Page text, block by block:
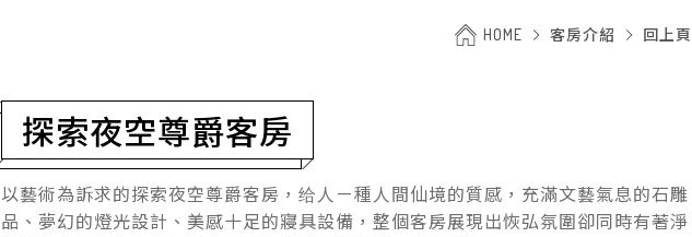
HOME 客房介紹 回上頁
探索夜空尊爵客房
以藝術為訴求的探索夜空尊爵客房，给人ㄧ種人間仙境的質感，充滿文藝氣息的石雕
品、夢幻的燈光設計、美感十足的寢具設備，整個客房展現出恢弘氛圍卻同時有著淨